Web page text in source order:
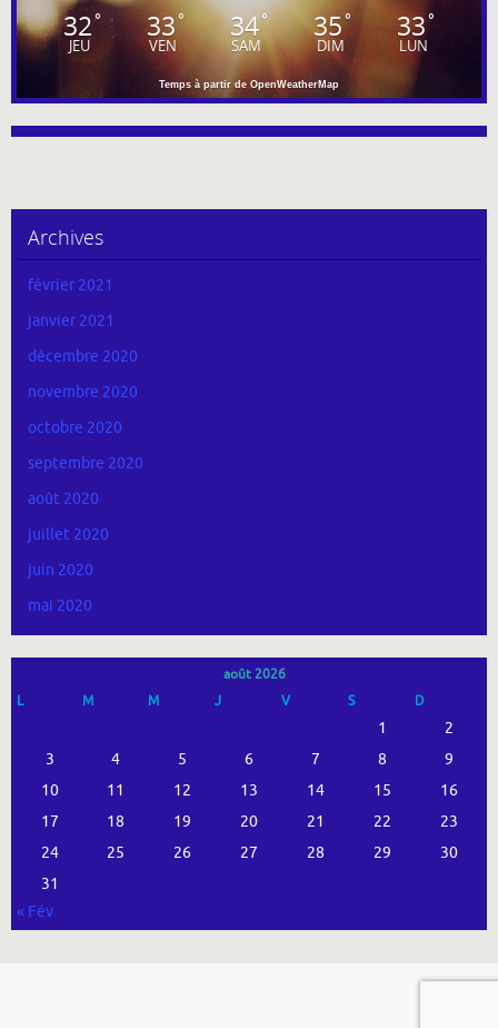
32°
JEU
33°
VEN
34°
SAM
35°
DIM
33°
LUN
Temps à partir de OpenWeatherMap
Archives
février 2021
janvier 2021
décembre 2020
novembre 2020
octobre 2020
septembre 2020
août 2020
juillet 2020
juin 2020
mai 2020
août 2026
L
M M J V S D
1
2
3
4 5 6 7 8
9
10
11 12 13 14 15
16
17
18 19 20 21 22
23
24
25 26 27 28 29
30
31
« Fév